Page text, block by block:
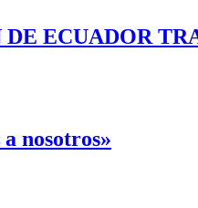
DE ECUADOR
nosotros»